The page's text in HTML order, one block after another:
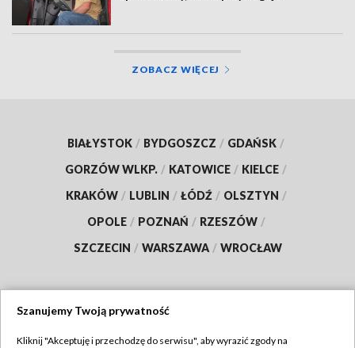
ZOBACZ WIĘCEJ
BIAŁYSTOK / BYDGOSZCZ / GDAŃSK /
GORZÓW WLKP. / KATOWICE / KIELCE /
KRAKÓW / LUBLIN / ŁÓDŹ / OLSZTYN /
OPOLE / POZNAŃ / RZESZÓW /
SZCZECIN / WARSZAWA / WROCŁAW
Szanujemy Twoją prywatność
Kliknij "Akceptuję i przechodzę do serwisu", aby wyrazić zgody na